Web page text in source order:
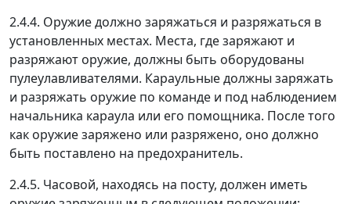
2.4.4. Оружие должно заряжаться и разряжаться в
установленных местах. Места, где заряжают и
разряжают оружие, должны быть оборудованы
пулеулавливателями. Караульные должны заряжать
и разряжать оружие по команде и под наблюдением
начальника караула или его помощника. После того
как оружие заряжено или разряжено, оно должно
быть поставлено на предохранитель.
2.4.5. Часовой, находясь на посту, должен иметь